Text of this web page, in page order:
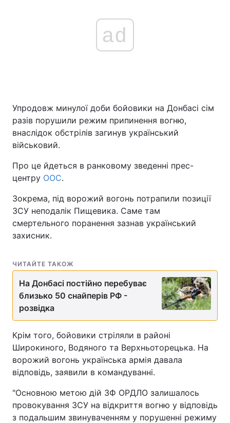
ad
Упродовж минулої доби бойовики на Донбасі сім
разів порушили режим припинення вогню,
внаслідок обстрілів загинув український
військовий.
Про це йдеться в ранковому зведенні прес-
центру ООС.
Зокрема, під ворожий вогонь потрапили позиції
ЗСУ неподалік Пищевика. Саме там
смертельного поранення зазнав український
захисник.
ЧИТАЙТЕ ТАКОЖ
На Донбасі постійно перебуває
близько 50 снайперів РФ -
розвідка
Крім того, бойовики стріляли в районі
Широкиного, Водяного та Верхньоторецька. На
ворожий вогонь українська армія давала
відповідь, заявили в командуванні.
"Основною метою дій ЗФ ОРДЛО залишалось
провокування ЗСУ на відкриття вогню у відповідь
з подальшим звинуваченням у порушенні режиму